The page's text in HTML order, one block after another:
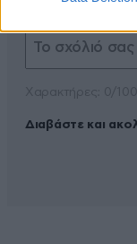
Διαβάστε και